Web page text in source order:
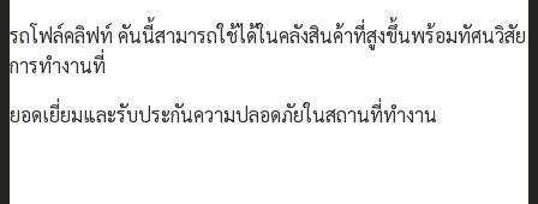
รถโฟล์คลิฟท์ คันนี้สามารถใช้ได้ในคลังสินค้าที่สูงขึ้นพร้อมทัศนวิสัย
การทำงานที่
ยอดเยี่ยมและรับประกันความปลอดภัยในสถานที่ทำงาน